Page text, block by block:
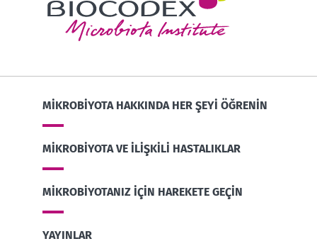
MIKROBIYOTA HAKKINDA HER ŞEYI ÖĞRENIN
MIKROBIYOTA VE ILIŞKILI HASTALIKLAR
MIKROBIYOTANIZ IÇIN HAREKETE GEÇIN
YAYINLAR